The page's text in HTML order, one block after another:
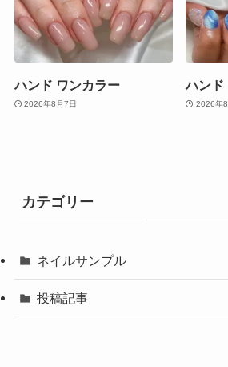
ハンド ワンカラー
2026年8月7日
ハンド
2026年
カテゴリー
ネイルサンプル
投稿記事